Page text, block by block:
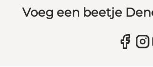
Voeg een beetje